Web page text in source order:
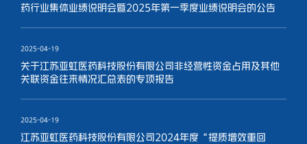
药行业集体业绩说明会暨2025年第一季度业绩说明会的公告
2025-04-19
关于江苏亚虹医药科技股份有限公司非经营性资金占用及其他
关联资金往来情况汇总表的专项报告
2025-04-19
江苏亚虹医药科技股份有限公司2024年度“提质增效重回